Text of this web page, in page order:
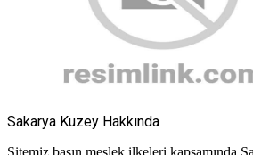
Sakarya Kuzey Hakkında